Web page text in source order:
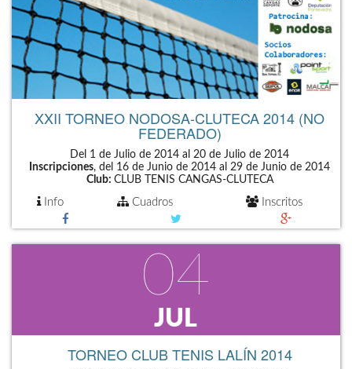
XXII TORNEO NODOSA-CLUTECA 2014 (NO
FEDERADO)
Del 1 de Julio de 2014 al 20 de Julio de 2014
Inscripciones, del 16 de Junio de 2014 al 29 de Junio de 2014
Club: CLUB TENIS CANGAS-CLUTECA
Info Cuadros Inscritos
04
JUL
TORNEO CLUB TENIS LALÍN 2014